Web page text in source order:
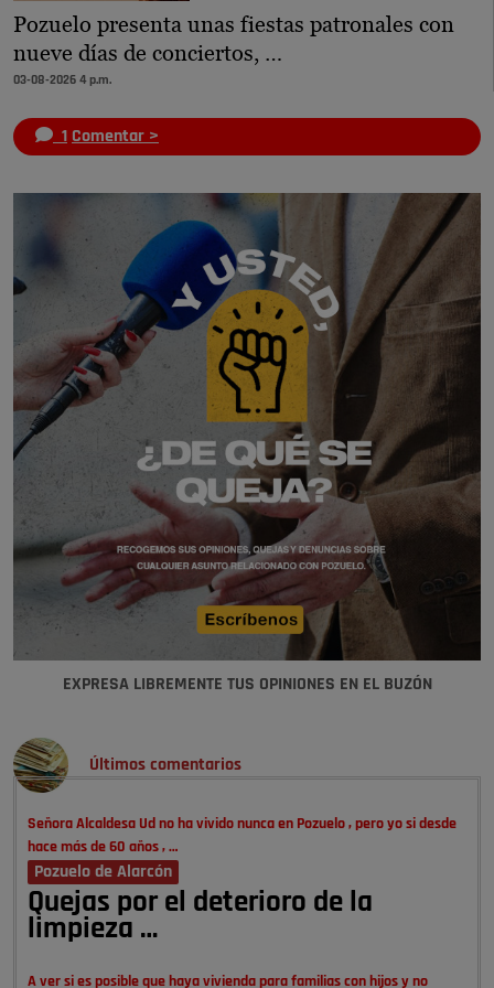
Pozuelo presenta unas fiestas patronales con
nueve días de conciertos, …
03-08-2026 4 p.m.
1 Comentar >
EXPRESA LIBREMENTE TUS OPINIONES EN EL BUZÓN
Últimos comentarios
Señora Alcaldesa Ud no ha vivido nunca en Pozuelo , pero yo si desde
hace más de 60 años , …
Pozuelo de Alarcón
Quejas por el deterioro de la
limpieza …
A ver si es posible que haya vivienda para familias con hijos y no